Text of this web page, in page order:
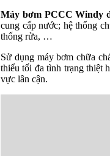
Máy bơm PCCC Windy
cung cấp nước; hệ thống
thống rửa, …
Sử dụng máy bơm chữa
thiểu tối đa tình trạng thiệt
vực lân cận.